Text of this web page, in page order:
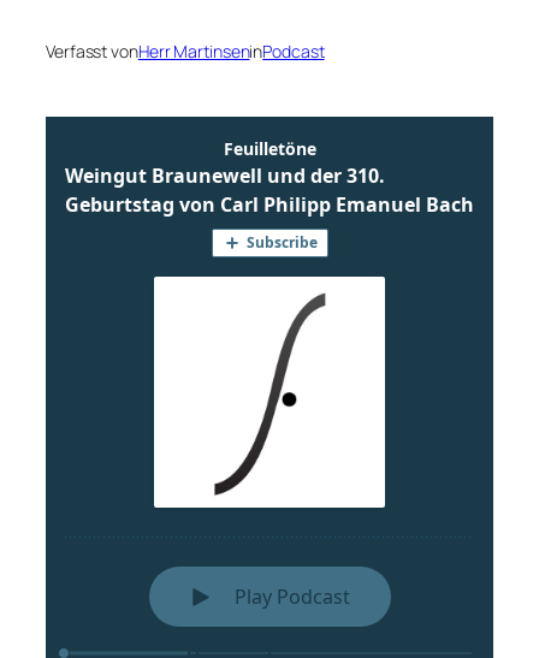
Verfasst vonHerr MartinseninPodcast